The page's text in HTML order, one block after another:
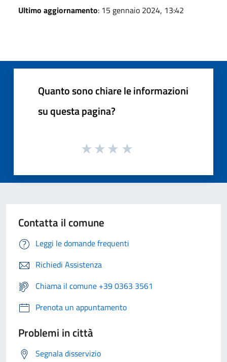
Ultimo aggiornamento: 15 gennaio 2024, 13:42
Quanto sono chiare le informazioni
su questa pagina?
Contatta il comune
Leggi le domande frequenti
Richiedi Assistenza
Chiama il comune +39 0363 3561
Prenota un appuntamento
Problemi in città
Segnala disservizio